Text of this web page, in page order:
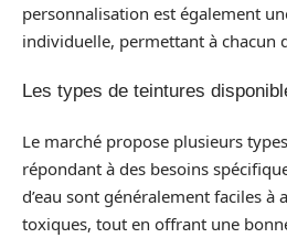
personnalisation est également
individuelle, permettant à chacun
Les types de teintures
Le marché propose plusieurs
répondant à des besoins
d’eau sont généralement faciles à
toxiques, tout en offrant une